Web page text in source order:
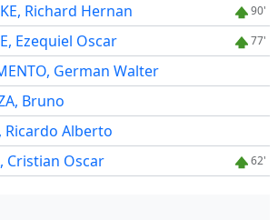
Richard Hernan 90'
Ezequiel Oscar 77'
German Walter
Bruno
Ricardo Alberto
Cristian Oscar 62'